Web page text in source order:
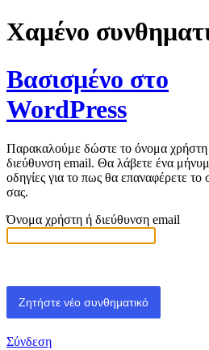
Χαμένο
Βασισμένο στο
WordPress
Παρακαλούμε δώστε το όνομα χρήστη
διεύθυνση email. Θα λάβετε ένα
οδηγίες για το πως θα επαναφέρετε το
σας.
Όνομα χρήστη ή διεύθυνση email
Σύνδεση